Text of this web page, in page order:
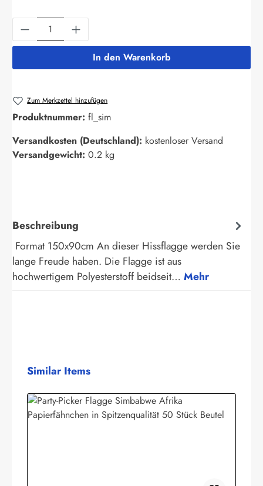
Produkt Anzahl: Gib den gewünschten
In den Warenkorb
Zum Merkzettel hinzufügen
Produktnummer: fl_sim
Versandkosten (Deutschland): kostenloser Versand
Versandgewicht: 0.2 kg
Beschreibung
Format 150x90cm An dieser Hissflagge werden Sie
lange Freude haben. Die Flagge ist aus
hochwertigem Polyesterstoff beidseit… Mehr
Produktgalerie überspringen
Similar Items